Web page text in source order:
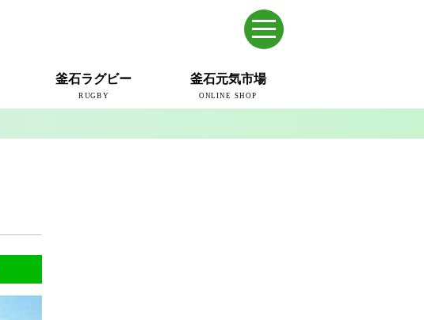
釜石ラグビー
RUGBY
釜石元気市場
ONLINE SHOP